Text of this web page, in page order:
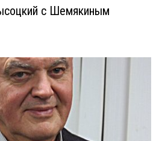
с Шемякиным